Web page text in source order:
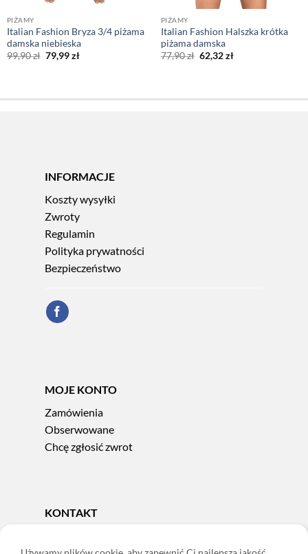
PIŻAMY
Italian Fashion Bryza 3/4 piżama
damska niebieska
99,90zł Pierwotna
cena
79,99złAktualna
PIŻAMY
Italian Fashion Halszka krótka
piżama damska
77,90zł Pierwotna
cena
62,32złAktualna
INFORMACJE
Koszty wysyłki
Zwroty
Regulamin
Polityka prywatności
Bezpieczeństwo
MOJE KONTO
Zamówienia
Obserwowane
Chcę zgłosić zwrot
KONTAKT